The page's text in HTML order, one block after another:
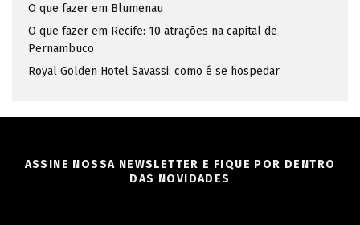
O que fazer em Blumenau
O que fazer em Recife: 10 atrações na capital de
Pernambuco
Royal Golden Hotel Savassi: como é se hospedar
ASSINE NOSSA NEWSLETTER E FIQUE POR DENTRO
DAS NOVIDADES